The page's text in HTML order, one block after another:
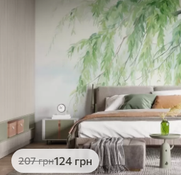
207грн124 грн